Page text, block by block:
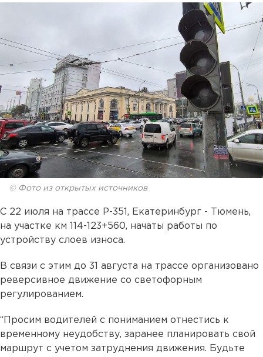
© Фото из открытых источников
С 22 июля на трассе Р-351, Екатеринбург - Тюмень,
на участке км 114-123+560, начаты работы по
устройству слоев износа.
В связи с этим до 31 августа на трассе организовано
реверсивное движение со светофорным
регулированием.
“Просим водителей с пониманием отнестись к
временному неудобству, заранее планировать свой
маршрут с учетом затруднения движения. Будьте